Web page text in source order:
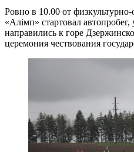
Ровно в 10.00 от
«Алімп» стартовал
направились к горе
церемония чествования